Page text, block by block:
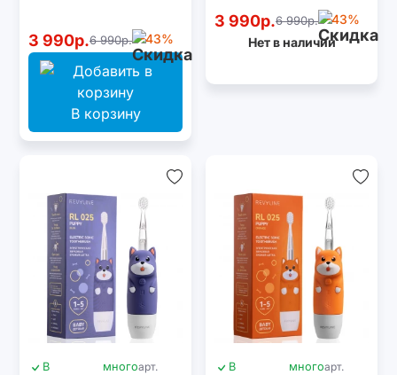
3 990р.6 990р. -43%
В корзину
3 990р.6 990р. -43%
Нет в наличии
В
многоарт.
В
многоарт.